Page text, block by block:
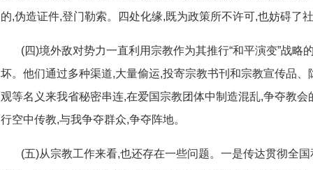
的,伪造证件,登门勒索。四处化缘,既为政策所不许可,也妨碍了
(四)境外敌对势力一直利用宗教作为其推行“和平演变”战略
坏。他们通过多种渠道,大量偷运,投寄宗教书刊和宗教宣传品
观等名义来我省秘密串连,在爱国宗教团体中制造混乱,争夺教会
行空中传教,与我争夺群众,争夺阵地。
(五)从宗教工作来看,也还存在一些问题。一是传达贯彻全